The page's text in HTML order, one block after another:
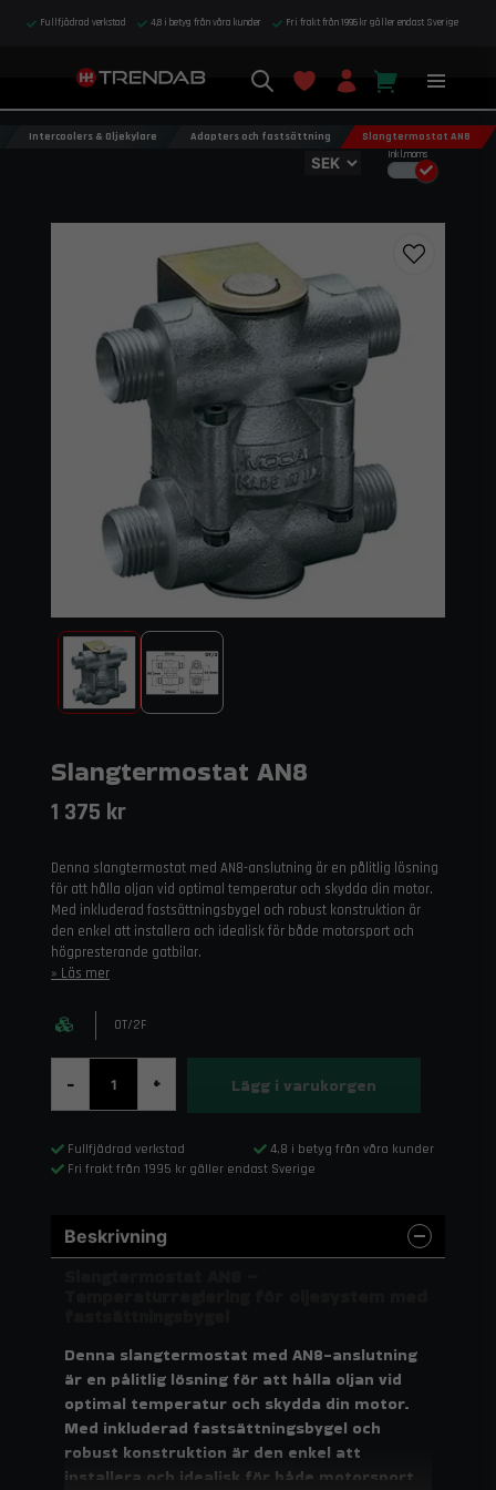
Fullfjädrad verkstad 4,8 i betyg från våra kunder Fri frakt från 1995 kr gäller endast Sverige
Inkl.moms
Intercoolers & Oljekylare Adapters och fastsättning Slangtermostat AN8
Slangtermostat AN8
1 375 kr
Denna slangtermostat med AN8-anslutning är en pålitlig lösning
för att hålla oljan vid optimal temperatur och skydda din motor.
Med inkluderad fastsättningsbygel och robust konstruktion är
den enkel att installera och idealisk för både motorsport och
högpresterande gatbilar.
Läs mer
OT/2F
- + Lägg i varukorgen
Fullfjädrad verkstad
4,8 i betyg från våra kunder
Fri frakt från 1995 kr gäller endast Sverige
Beskrivning
Denna slangtermostat med AN8-anslutning
är en pålitlig lösning för att hålla oljan vid
optimal temperatur och skydda din motor.
Med inkluderad fastsättningsbygel och
robust konstruktion är den enkel att
installera och idealisk för både motorsport